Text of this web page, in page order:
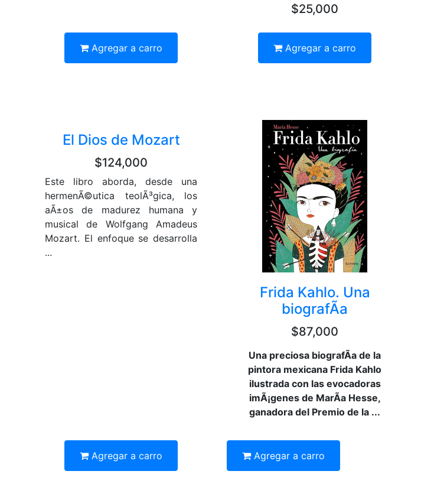
Agregar a carro
$25,000
Agregar a carro
El Dios de Mozart
$124,000
Este libro aborda, desde una
hermenÃ©utica teolÃ³gica, los
aÃ±os de madurez humana y
musical de Wolfgang Amadeus
Mozart. El enfoque se desarrolla
...
Agregar a carro
Frida Kahlo. Una
biografÃ­a
$87,000
Una preciosa biografÃ­a de la
pintora mexicana Frida Kahlo
ilustrada con las evocadoras
imÃ¡genes de MarÃ­a Hesse,
ganadora del Premio de la ...
Agregar a carro